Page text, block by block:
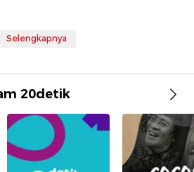
Selengkapnya
20detik